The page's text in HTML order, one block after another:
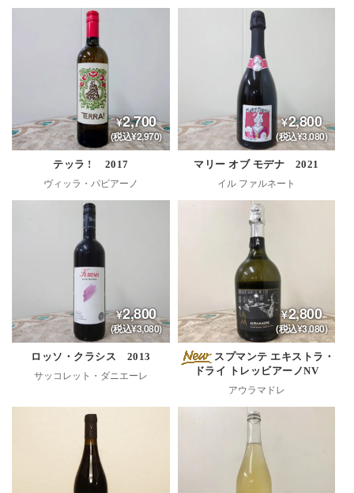
2,700
(税込¥2,970)
テッラ ! 2017
ヴィッラ・パピアーノ
2,800
(税込¥3,080)
マリー オブ モデナ 2021
イル ファルネート
2,800
(税込¥3,080)
ロッソ・クラシス 2013
サッコレット・ダニエーレ
2,800
(税込¥3,080)
スプマンテ エキストラ・
ドライ トレッビアーノNV
アウラマドレ